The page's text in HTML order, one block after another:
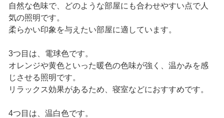
自然な色味で、どのような部屋にも合わせやすい点で人
気の照明です。
柔らかい印象を与えたい部屋に適しています。
3つ目は、電球色です。
オレンジや黄色といった暖色の色味が強く、温かみを感
じさせる照明です。
リラックス効果があるため、寝室などにおすすめです。
4つ目は、温白色です。